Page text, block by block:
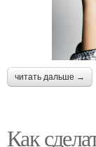
читать дальше →
Как